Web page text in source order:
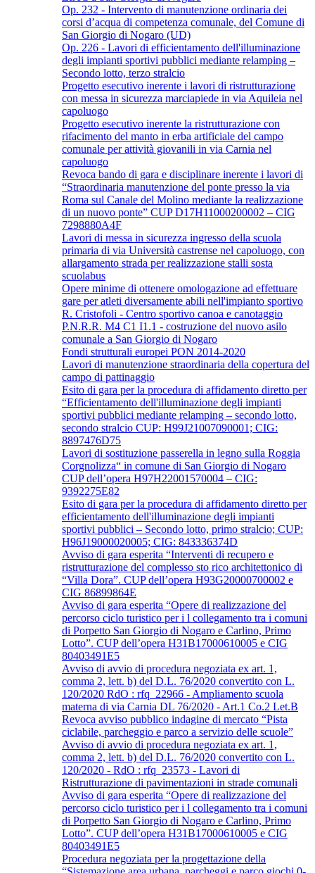
Op. 232 - Intervento di manutenzione ordinaria dei
corsi d’acqua di competenza comunale, del Comune di
San Giorgio di Nogaro (UD)
Op. 226 - Lavori di efficientamento dell'illuminazione
degli impianti sportivi pubblici mediante relamping –
Secondo lotto, terzo stralcio
Progetto esecutivo inerente i lavori di ristrutturazione
con messa in sicurezza marciapiede in via Aquileia nel
capoluogo
Progetto esecutivo inerente la ristrutturazione con
rifacimento del manto in erba artificiale del campo
comunale per attività giovanili in via Carnia nel
capoluogo
Revoca bando di gara e disciplinare inerente i lavori di
“Straordinaria manutenzione del ponte presso la via
Roma sul Canale del Molino mediante la realizzazione
di un nuovo ponte” CUP D17H11000200002 – CIG
7298880A4F
Lavori di messa in sicurezza ingresso della scuola
primaria di via Università castrense nel capoluogo, con
allargamento strada per realizzazione stalli sosta
scuolabus
Opere minime di ottenere omologazione ad effettuare
gare per atleti diversamente abili nell'impianto sportivo
R. Cristofoli - Centro sportivo canoa e canotaggio
P.N.R.R. M4 C1 I1.1 - costruzione del nuovo asilo
comunale a San Giorgio di Nogaro
Fondi strutturali europei PON 2014-2020
Lavori di manutenzione straordinaria della copertura del
campo di pattinaggio
Esito di gara per la procedura di affidamento diretto per
“Efficientamento dell'illuminazione degli impianti
sportivi pubblici mediante relamping – secondo lotto,
secondo stralcio CUP: H99J21007090001; CIG:
8897476D75
Lavori di sostituzione passerella in legno sulla Roggia
Corgnolizza“ in comune di San Giorgio di Nogaro
CUP dell’opera H97H22001570004 – CIG:
9392275E82
Esito di gara per la procedura di affidamento diretto per
efficientamento dell'illuminazione degli impianti
sportivi pubblici – Secondo lotto, primo stralcio; CUP:
H96J19000020005; CIG: 843336374D
Avviso di gara esperita “Interventi di recupero e
ristrutturazione del complesso sto rico architettonico di
“Villa Dora”. CUP dell’opera H93G20000700002 e
CIG 86899864E
Avviso di gara esperita “Opere di realizzazione del
percorso ciclo turistico per i l collegamento tra i comuni
di Porpetto San Giorgio di Nogaro e Carlino, Primo
Lotto”. CUP dell’opera H31B17000610005 e CIG
80403491E5
Avviso di avvio di procedura negoziata ex art. 1,
comma 2, lett. b) del D.L. 76/2020 convertito con L.
120/2020 RdO : rfq_22966 - Ampliamento scuola
materna di via Carnia DL 76/2020 - Art.1 Co.2 Let.B
Revoca avviso pubblico indagine di mercato “Pista
ciclabile, parcheggio e parco a servizio delle scuole”
Avviso di avvio di procedura negoziata ex art. 1,
comma 2, lett. b) del D.L. 76/2020 convertito con L.
120/2020 - RdO : rfq_23573 - Lavori di
Ristrutturazione di pavimentazioni in strade comunali
Avviso di gara esperita “Opere di realizzazione del
percorso ciclo turistico per i l collegamento tra i comuni
di Porpetto San Giorgio di Nogaro e Carlino, Primo
Lotto”. CUP dell’opera H31B17000610005 e CIG
80403491E5
Procedura negoziata per la progettazione della